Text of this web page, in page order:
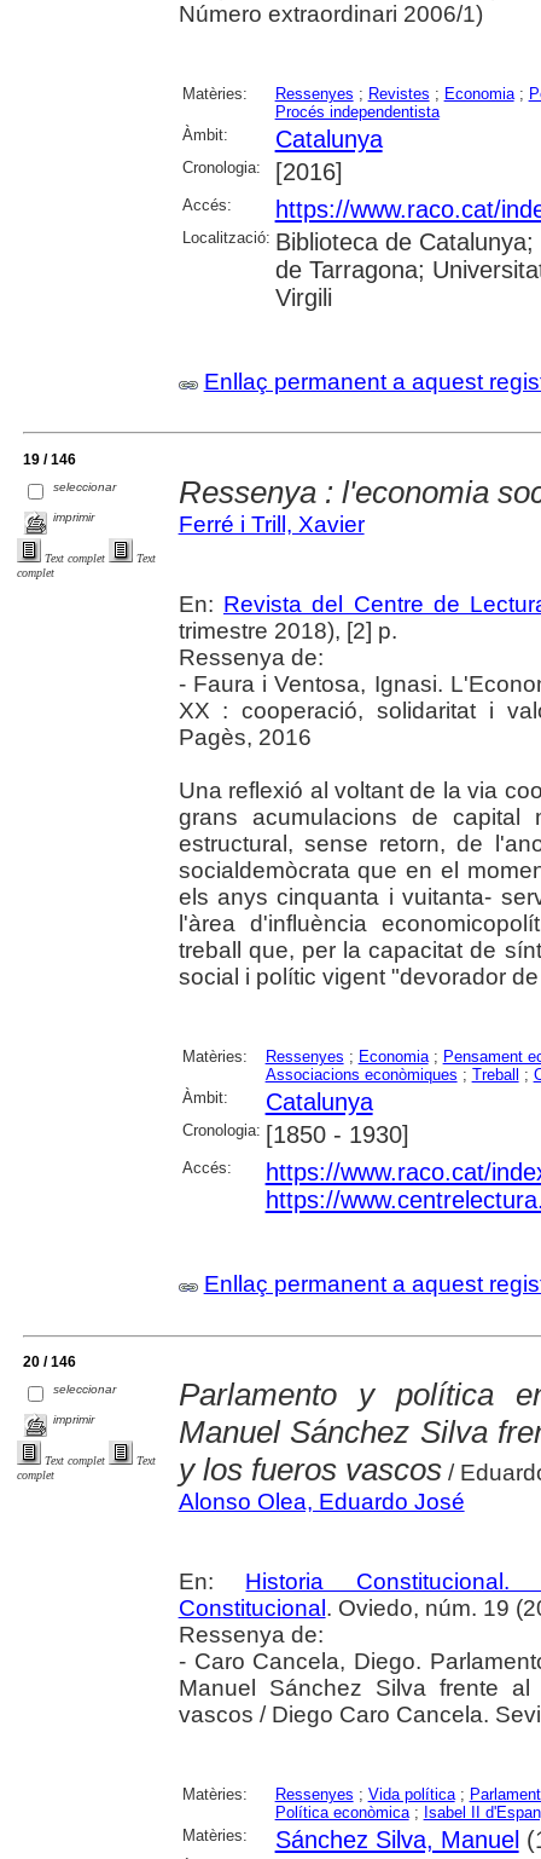
Número extraordinari 2006/1)
Matèries: Ressenyes ; Revistes ; Economia;
Procés independentista
Àmbit:
Catalunya
Cronologia: [2016]
Accés: https://www.raco.cat/
Localització: Biblioteca de
de Tarragona;
Virgili
Enllaç permanent a aquest
19 / 146
seleccionar
imprimir
Text complet
Text
complet
Ressenya : l'economia
Ferré i Trill, Xavier
En: Revista del Centre de
trimestre 2018), [2] p.
Ressenya de:
- Faura i Ventosa, Ignasi.
XX : cooperació, solidaritat i
Pagès, 2016
Una reflexió al voltant de la via
grans acumulacions de
estructural, sense retorn, de
socialdemòcrata que en el
els anys cinquanta i vuitanta-
l'àrea d'influència
treball que, per la capacitat de
social i polític vigent "devorador
Matèries: Ressenyes ; Economia; Pensament
Associacions econòmiques ; Treball ;
Àmbit:
Catalunya
Cronologia: [1850 - 1930]
Accés:
https://www.raco.cat/
https://
Enllaç permanent a aquest
20 / 146
seleccionar
imprimir
Text complet
Text
complet
Parlamento y política
Manuel Sánchez Silva
y los fueros vascos/
Alonso Olea, Eduardo José
En: Historia
Constitucional . Oviedo, núm. 19
Ressenya de:
- Caro Cancela, Diego.
Manuel Sánchez Silva frente
vascos / Diego Caro Cancela.
Matèries: Ressenyes ; Vida política;
Política econòmica; Isabel II
Matèries:
Sánchez Silva, Manuel